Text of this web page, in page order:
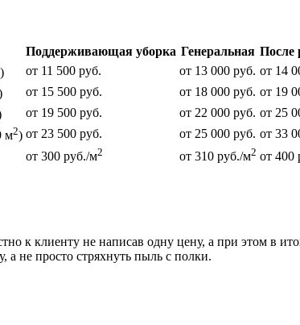
Поддерживающая уборка Генеральная После
) от 11 500 руб. от 13 000 руб. от 14
от 15 500 руб. от 18 000 руб. от 19
от 19 500 руб. от 22 000 руб. от 25
м2) от 23 500 руб. от 25 000 руб. от 33
от 300 руб./м2 от 310 руб./м2 от 400
к клиенту не написав одну цену, а при этом в
а не просто стряхнуть пыль с полки.